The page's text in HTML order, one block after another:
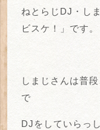
ねとらじDJ・し
ビスケ！」です。
しまじさんは普
で
DJをしていらっ